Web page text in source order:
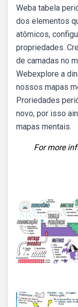
Weba tabela
dos elementos
atômicos,
propriedades.
de camadas no
Webexplore a
nossos mapas
Proriedades
novo, por isso
mapas mentais.
For more